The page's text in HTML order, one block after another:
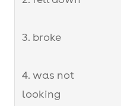
3. broke
4. was not
looking